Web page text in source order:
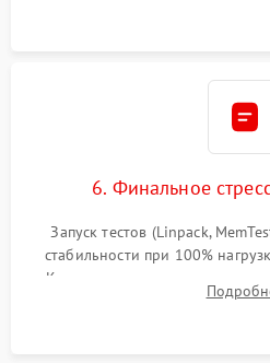
6. Финальное
Запуск тестов (Linpack,
стабильности при 100%
Контроль температурных
троттлинга и